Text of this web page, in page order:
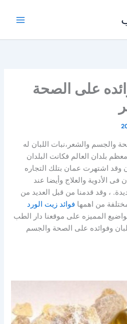
على الصحة
والجسم والشعر،نبات اللبان له
بلدان العالم فكانت البلدان
وقد اشتهرت عمان بتلك التجاره
فى الأدوية والعلاج وأيضا عند
، وقد قدمنا من قبل العديد من
من اهمها فوائد زيت الورد
المميزه على موقعنا دار الطب
وفوائده على الصحة والجسم